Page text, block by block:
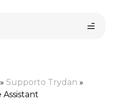
» Supporto Trydan »